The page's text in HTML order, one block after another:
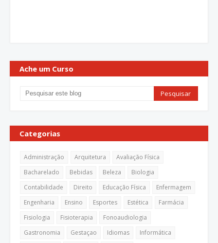
Ache um Curso
Categorias
Administração Arquitetura
Avaliação Física
Bacharelado
Bebidas Beleza
Biologia
Contabilidade
Direito Educação Física
Enfermagem
Engenharia
Ensino Esportes Estética
Farmácia
Fisiologia
Fisioterapia
Fonoaudiologia
Gastronomia
Gestaçao Idiomas
Informática